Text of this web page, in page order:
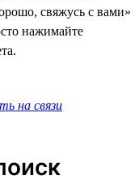
свяжусь с вами»
нажимайте
на связи